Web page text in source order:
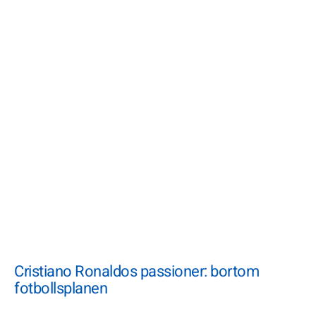
Cristiano Ronaldos passioner: bortom
fotbollsplanen